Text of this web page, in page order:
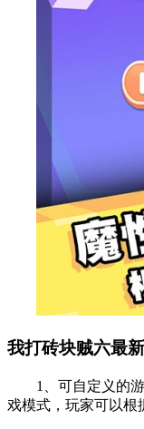
我打砖块贼六最
1、可自定义的游
戏模式，玩家可以根